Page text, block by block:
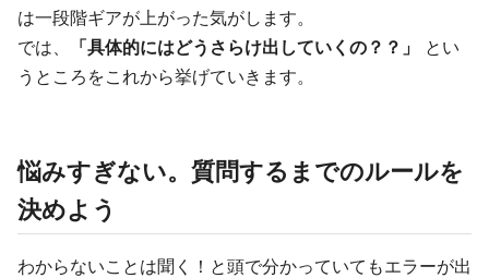
は一段階ギアが上がった気がします。
では、
「具体的にはどうさらけ出していくの？？」
とい
うところをこれから挙げていきます。
悩みすぎない。質問するまでのルールを
決めよう
わからないことは聞く！と頭で分かっていてもエラーが出